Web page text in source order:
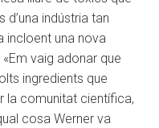
indústria tan
una nova
vaig adonar que
ingredients que
la comunitat científica,
cosa Werner va